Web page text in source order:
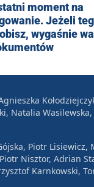
moment na
Jeżeli
wygaśnie
Natalia
Piotr Lisiewicz,
Nisztor, Adrian
Karnkowski,